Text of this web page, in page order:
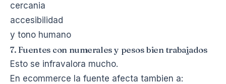
cercania
accesibilidad
y tono humano
7. Fuentes con numerales y pesos bien trabajados
Esto se infravalora mucho.
En ecommerce la fuente afecta tambien a: